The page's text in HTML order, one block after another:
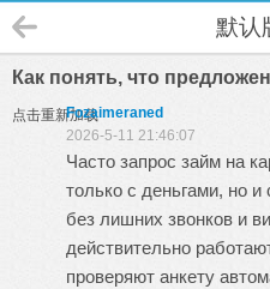
默认
Как понять, что
点击重新加载Fozaimeraned
2026-5-11 21:46:07
Часто запрос займ на
только с деньгами, но
без лишних звонков и
действительно
проверяют анкету